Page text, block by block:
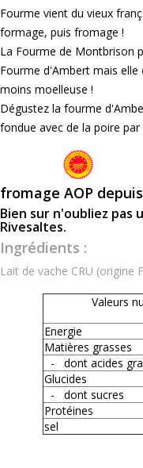
Fourme vient du vieux
formage, puis fromage !
La Fourme de Montbrison
Fourme d'Ambert mais
moins moelleuse !
Dégustez la fourme
fondue avec de la poire par
fromage AOP
Bien sur n'oubliez pas
Rivesaltes.
Ingrédients :
Lait de vache CRU (origine
Valeurs
Energie
Matières grasses
- dont acides
Glucides
- dont sucres
Protéines
sel